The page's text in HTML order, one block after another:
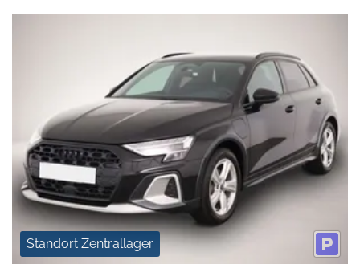
Standort Zentrallager